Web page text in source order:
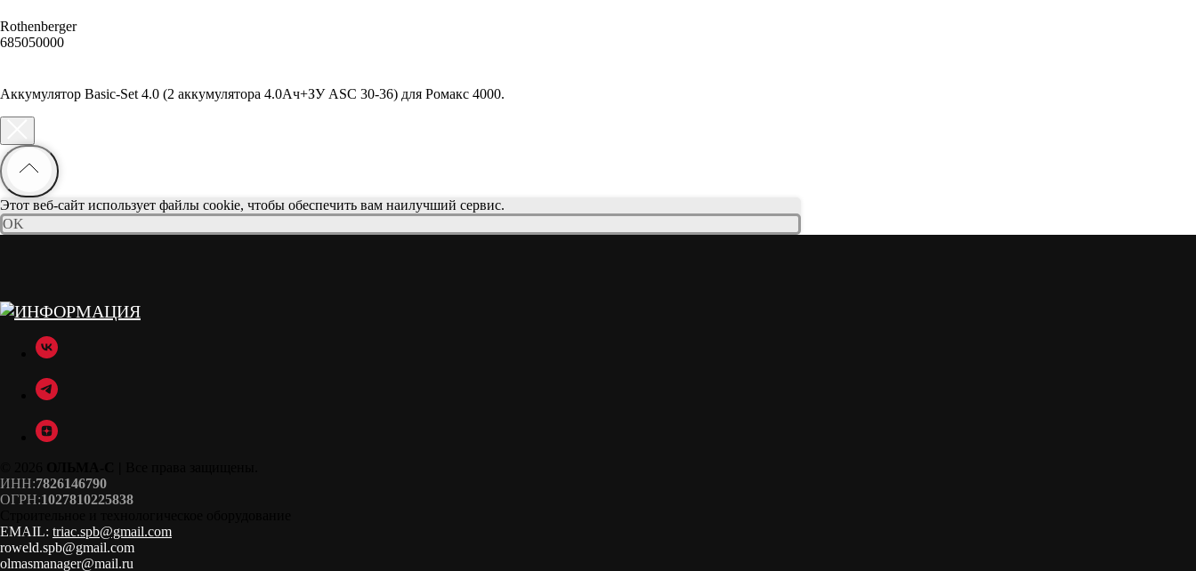
Rothenberger
685050000
Аккумулятор Basic-Set 4.0 (2 аккумулятора 4.0Ач+ЗУ ASC 30-36) для Ромакс 4000.
Этот веб-сайт использует файлы cookie, чтобы обеспечить вам наилучший сервис.
OK
ИНН:7826146790
ОГРН:1027810225838
EMAIL: triac.spb@gmail.com
roweld.spb@gmail.com
olmasmanager@mail.ru